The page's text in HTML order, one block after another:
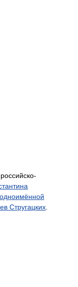
одноимённой
Стругацких